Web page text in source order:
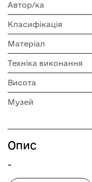
Автор/ка
Класифікація
Матеріал
Техніка виконання
Висота
Музей
Опис
-